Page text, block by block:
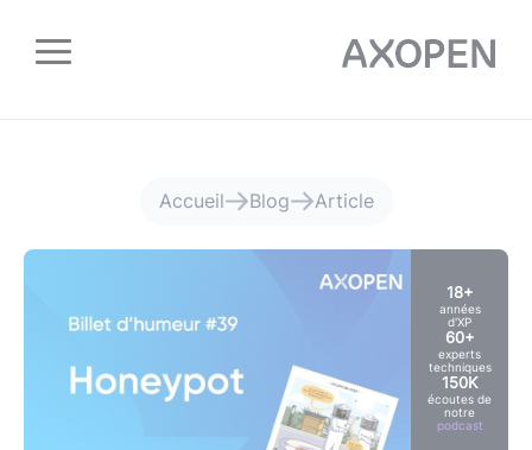
Accueil Blog Article
18+
années
d'XP
60+
experts
techniques
150K
écoutes de
notre
podcast